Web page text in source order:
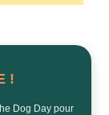
!
Dog Day pour